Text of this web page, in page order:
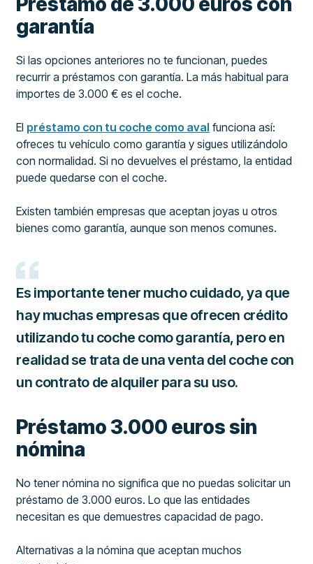
garantía
Si las opciones anteriores no te funcionan, puedes
recurrir a préstamos con garantía. La más habitual para
importes de 3.000 € es el coche.
El préstamo con tu coche como aval funciona así:
ofreces tu vehículo como garantía y sigues utilizándolo
con normalidad. Si no devuelves el préstamo, la entidad
puede quedarse con el coche.
Existen también empresas que aceptan joyas u otros
bienes como garantía, aunque son menos comunes.
Es importante tener mucho cuidado, ya que
hay muchas empresas que ofrecen crédito
utilizando tu coche como garantía, pero en
realidad se trata de una venta del coche con
un contrato de alquiler para su uso.
Préstamo 3.000 euros sin
nómina
No tener nómina no significa que no puedas solicitar un
préstamo de 3.000 euros. Lo que las entidades
necesitan es que demuestres capacidad de pago.
Alternativas a la nómina que aceptan muchos